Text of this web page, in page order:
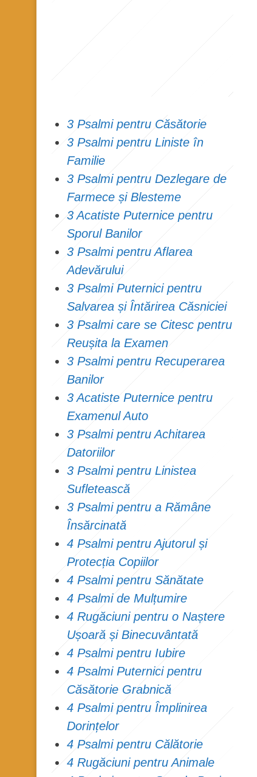
3 Psalmi pentru Căsătorie
3 Psalmi pentru Liniste în
Familie
3 Psalmi pentru Dezlegare de
Farmece și Blesteme
3 Acatiste Puternice pentru
Sporul Banilor
3 Psalmi pentru Aflarea
Adevărului
3 Psalmi Puternici pentru
Salvarea și Întărirea Căsniciei
3 Psalmi care se Citesc pentru
Reușita la Examen
3 Psalmi pentru Recuperarea
Banilor
3 Acatiste Puternice pentru
Examenul Auto
3 Psalmi pentru Achitarea
Datoriilor
3 Psalmi pentru Linistea
Sufletească
3 Psalmi pentru a Rămâne
Însărcinată
4 Psalmi pentru Ajutorul și
Protecția Copiilor
4 Psalmi pentru Sănătate
4 Psalmi de Mulțumire
4 Rugăciuni pentru o Naștere
Ușoară și Binecuvântată
4 Psalmi pentru Iubire
4 Psalmi Puternici pentru
Căsătorie Grabnică
4 Psalmi pentru Împlinirea
Dorințelor
4 Psalmi pentru Călătorie
4 Rugăciuni pentru Animale